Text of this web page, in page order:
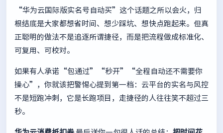
“华为云国际版实名号自动买”这个话题之所以会火，归
根结底是大家都想省时间、想少踩坑、想快点跑起来。但真
正聪明的做法不是追逐所谓捷径，而是把流程做成标准化、
可复用、可校对。
如果有人承诺“包通过”“秒开”“全程自动还不需要你
操心”，你就该把警惕心提到第一档：云平台的实名与风控
不是短跑冲刺，它是长跑项目，走捷径的人往往笑不超过三
秒。